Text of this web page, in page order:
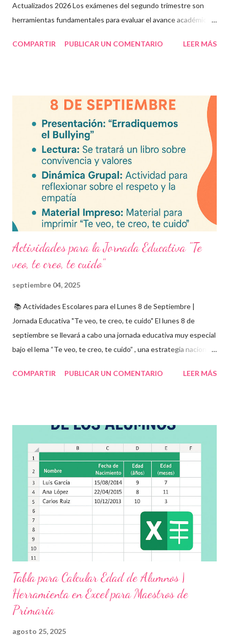
Actualizados 2026 Los exámenes del segundo trimestre son
herramientas fundamentales para evaluar el avance académico
descargable en PDF, diseñado para docentes que buscan
frecuentes Beneficios de utilizar estos exámenes trimestrales
Evaluaciones alineadas al programa oficial. Formato optimizado
para impresión o uso en plataformas educativas. Reactivos que
fortalecen la comprensión y el pensamiento crítico. Ideal para
formación docente y evaluación diagnóstica. Material
descargable PDF editable. Estos exámenes también pueden
integrarse en herramientas digitales pa...
COMPARTIR PUBLICAR UN COMENTARIO LEER MÁS
Actividades para la Jornada Educativa "Te
veo, te creo, te cuido"
septiembre 04, 2025
📚 Actividades Escolares para el Lunes 8 de Septiembre |
Jornada Educativa "Te veo, te creo, te cuido" El lunes 8 de
septiembre se llevará a cabo una jornada educativa muy especial
bajo el lema “Te veo, te creo, te cuido” , una estrategia nacional
infantil , y promover la convivencia escolar armónica . Desde el
actividades educativas que podrás aplicar fácilmente en tu
grupo, desde preescolar hasta sexto grado de primaria. 🧠
Objetivos clave de la jornada Promover entornos seguros y
afectivos dentro de la comunidad escolar Sensibilizar sobre el
maltrato, acoso escolar y abuso infantil Desarrollar habilidades
como la empatía, la comunicación y el autocuidado Aplicar ...
COMPARTIR PUBLICAR UN COMENTARIO LEER MÁS
Tabla para Calcular Edad de Alumnos |
Herramienta en Excel para Maestros de
Primaria
agosto 25, 2025